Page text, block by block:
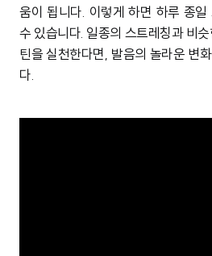
움이 됩니다. 이렇게 하면 하루 종
수 있습니다. 일종의 스트레칭과 비
틴을 실천한다면, 발음의 놀라운 변
다.